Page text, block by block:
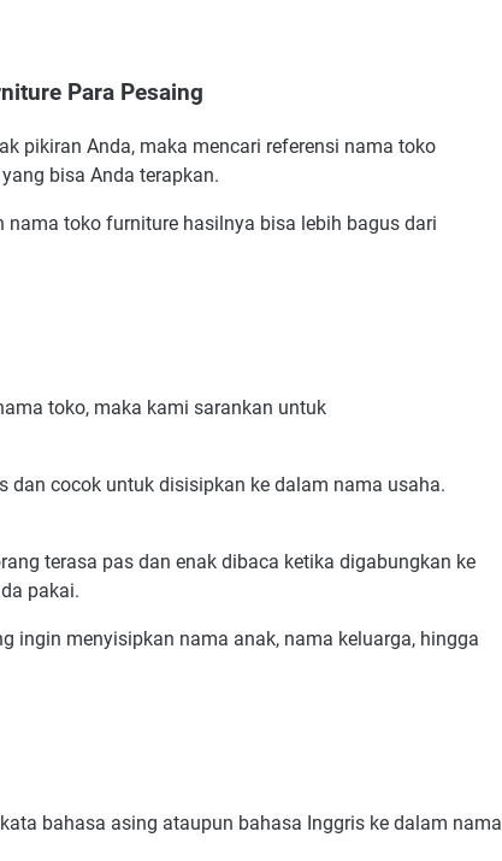
Para Pesaing
pikiran Anda, maka mencari referensi nama toko
bisa Anda terapkan.
toko furniture hasilnya bisa lebih bagus dari
toko, maka kami sarankan untuk
dan cocok untuk disisipkan ke dalam nama usaha.
terasa pas dan enak dibaca ketika digabungkan ke
pakai.
ingin menyisipkan nama anak, nama keluarga, hingga
bahasa asing ataupun bahasa Inggris ke dalam nama